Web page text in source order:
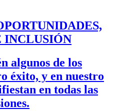
INCLUSIÓN
algunos de los
éxito, y en nuestro
en todas las